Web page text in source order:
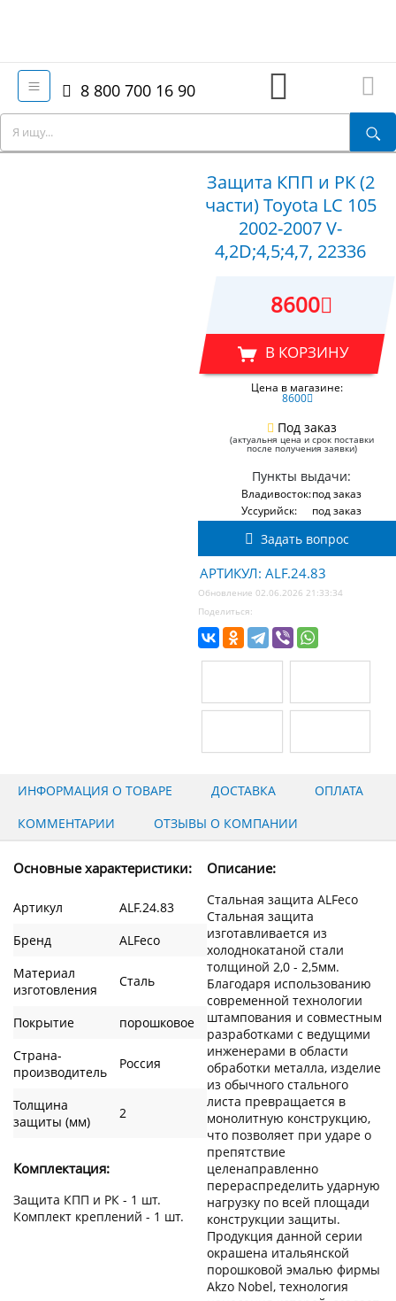
8 800 700 16 90
Защита КПП и РК (2
части) Toyota LC 105
2002-2007 V-
4,2D;4,5;4,7, 22336
8600
В КОРЗИНУ
Цена в магазине:
8600
Под заказ
(актуальня цена и срок поставки
после получения заявки)
Пункты выдачи:
Владивосток:под заказ
Уссурийск:
под заказ
Задать вопрос
АРТИКУЛ: ALF.24.83
Обновление 02.06.2026 21:33:34
Поделиться:
ИНФОРМАЦИЯ О ТОВАРЕ ДОСТАВКА
ОПЛАТА
КОММЕНТАРИИ
ОТЗЫВЫ О КОМПАНИИ
Основные характеристики:
Артикул
ALF.24.83
Бренд
ALFeco
Материал
изготовления
Сталь
Покрытие
порошковое
Страна-
производитель
Россия
Толщина
защиты (мм)
2
Комплектация:
Защита КПП и РК - 1 шт.
Комплект креплений - 1 шт.
Описание:
Стальная защита ALFeco
Стальная защита
изготавливается из
холоднокатаной стали
толщиной 2,0 - 2,5мм.
Благодаря использованию
современной технологии
штампования и совместным
разработками с ведущими
инженерами в области
обработки металла, изделие
из обычного стального
листа превращается в
монолитную конструкцию,
что позволяет при ударе о
препятствие
целенаправленно
перераспределить ударную
нагрузку по всей площади
конструкции защиты.
Продукция данной серии
окрашена итальянской
порошковой эмалью фирмы
Akzo Nobel, технология